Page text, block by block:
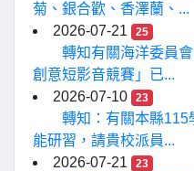
菊、銀合歡、香澤蘭、...
2026-07-21
25
轉知有關海洋委員
創意短影音競賽」已...
2026-07-10
23
轉知：有關本縣115
能研習，請貴校派員...
2026-07-21
23